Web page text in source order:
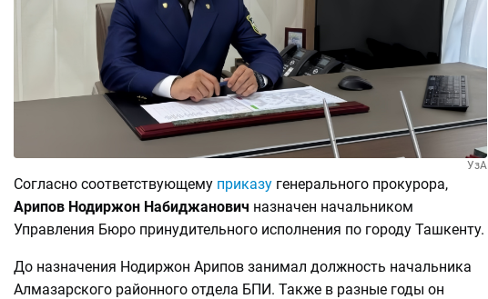
УзА
Согласно соответствующему приказугенерального прокурора,
Арипов Нодиржон Набиджанович назначен начальником
Управления Бюро принудительного исполнения по городу Ташкенту.
До назначения Нодиржон Арипов занимал должность начальника
Алмазарского районного отдела БПИ. Также в разные годы он